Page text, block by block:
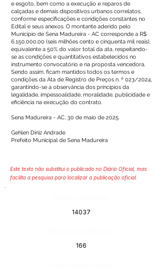
e esgoto, bem como a execução e reparos de
calçadas e demais dispositivos urbanos correlatos,
conforme especificações e condições constantes no
Edital e seus anexos. O montante aderido pelo
Município de Sena Madureira - AC corresponde a R$
6.150.000,00 (seis milhões cento e cinquenta mil reais),
equivalente a 50% do valor total da ata, respeitando-
se as condições e quantitativos estabelecidos no
instrumento convocatório e na proposta vencedora.
Sendo assim, ficam mantidos todos os termos e
condições da Ata de Registro de Preços n. º 023/2024,
garantindo-se a observância dos princípios da
legalidade, impessoalidade, moralidade, publicidade e
eficiência na execução do contrato.
Sena Madureira - AC, 30 de maio de 2025.
Gehlen Diniz Andrade
Prefeito Municipal de Sena Madureira
Este texto não substitui o publicado no Diário Oficial, mas
facilita a pesquisa para localizar a publicação oficial.
14037
166